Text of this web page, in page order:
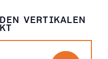
VERTIKALEN